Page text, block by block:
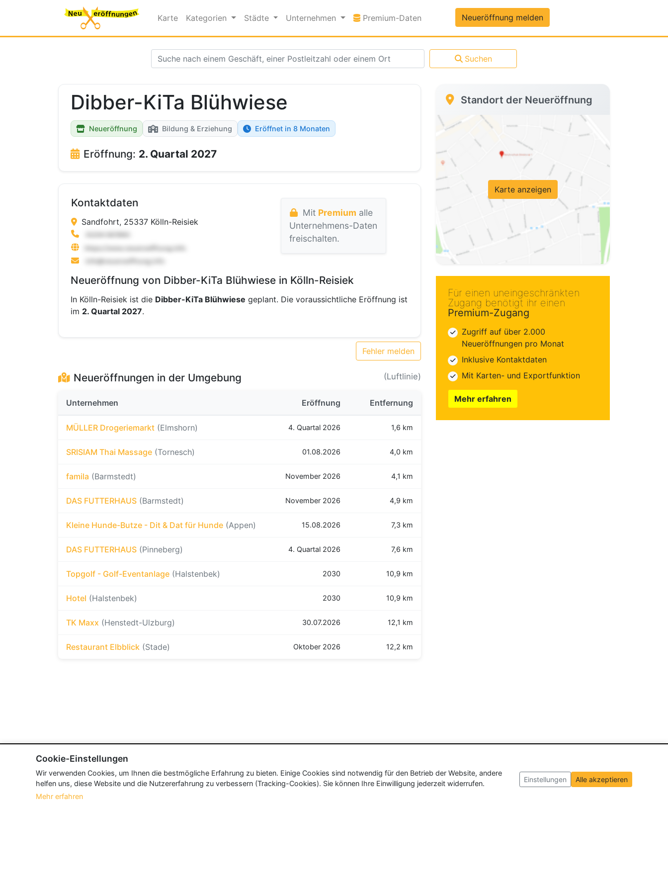
Karte Kategorien Städte Unternehmen Premium-Daten Premium-DatenNeueröffnung melden
Suchen
Dibber-KiTa Blühwiese
Neueröffnung Bildung & Erziehung Eröffnet in 8 Monaten
Eröffnung: 2. Quartal 2027
Kontaktdaten
Sandfohrt, 25337 Kölln-Reisiek
Mit Premium alle
Unternehmens-Daten
freischalten.
Neueröffnung von Dibber-KiTa Blühwiese in Kölln-Reisiek
In Kölln-Reisiek ist die Dibber-KiTa Blühwiese geplant. Die voraussichtliche Eröffnung ist
im 2. Quartal 2027.
Fehler melden
Neueröffnungen in der Umgebung (Luftlinie)
Unternehmen Eröffnung Entfernung
MÜLLER Drogeriemarkt (Elmshorn) 4. Quartal 2026 1,6 km
SRISIAM Thai Massage (Tornesch) 01.08.2026 4,0 km
famila (Barmstedt) November 2026 4,1 km
DAS FUTTERHAUS (Barmstedt) November 2026 4,9 km
Kleine Hunde-Butze - Dit & Dat für Hunde (Appen) 15.08.2026 7,3 km
DAS FUTTERHAUS (Pinneberg) 4. Quartal 2026 7,6 km
Topgolf - Golf-Eventanlage (Halstenbek) 2030 10,9 km
Hotel (Halstenbek) 2030 10,9 km
TK Maxx (Henstedt-Ulzburg) 30.07.2026 12,1 km
Restaurant Elbblick (Stade) Oktober 2026 12,2 km
Standort der Neueröffnung
Karte anzeigen
Für einen uneingeschränkten
Zugang benötigt ihr einen
Premium-Zugang
Zugriff auf über 2.000
Neueröffnungen pro Monat
Inklusive Kontaktdaten
Mit Karten- und Exportfunktion
Mehr erfahren
Cookie-Einstellungen
Wir verwenden Cookies, um Ihnen die bestmögliche Erfahrung zu bieten. Einige Cookies sind notwendig für den Betrieb der Website, andere
helfen uns, diese Website und die Nutzererfahrung zu verbessern (Tracking-Cookies). Sie können Ihre Einwilligung jederzeit widerrufen.
Mehr erfahren
Einstellungen Alle akzeptieren